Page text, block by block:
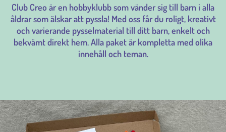
Club Creo är en hobbyklubb som vänder sig till barn i alla
åldrar som älskar att pyssla! Med oss får du roligt, kreativt
och varierande pysselmaterial till ditt barn, enkelt och
bekvämt direkt hem. Alla paket är kompletta med olika
innehåll och teman.